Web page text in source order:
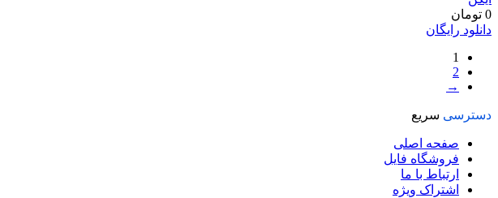
0 تومان
دانلود رایگان
1
2
→
دسترسی سریع
صفحه اصلی
فروشگاه فایل
ارتباط با ما
اشتراک ویژه